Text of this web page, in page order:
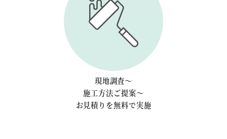
現地調査～
施工方法ご提案～
お見積りを無料で実施